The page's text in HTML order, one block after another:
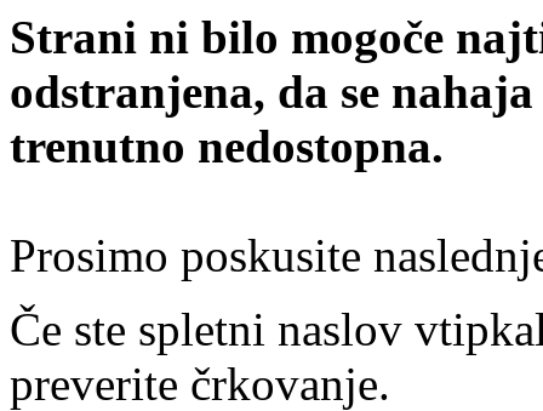
Strani ni bilo mogoče
odstranjena, da se
trenutno nedostopna.
Prosimo poskusite
Če ste spletni naslov
preverite črkovanje.